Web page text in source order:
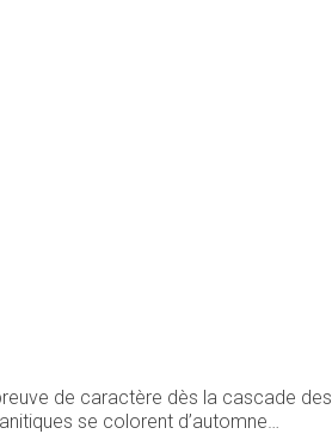
de caractère dès la cascade des
se colorent d’automne…